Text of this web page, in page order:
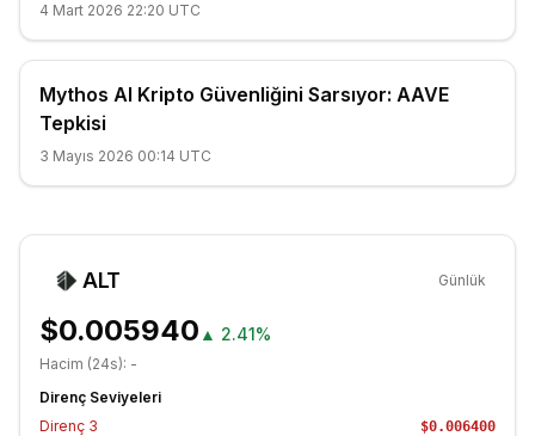
4 Mart 2026 22:20 UTC
Mythos AI Kripto Güvenliğini Sarsıyor: AAVE
Tepkisi
3 Mayıs 2026 00:14 UTC
ALT Günlük
$0.005940 ▲ 2.41%
Hacim (24s): -
Direnç Seviyeleri
Direnç 3 $0.006400